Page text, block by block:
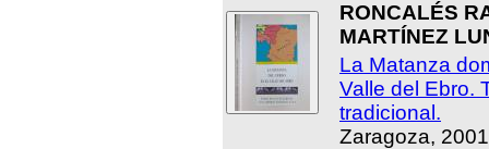
RONCALÉS
MARTÍNEZ
La Matanza
Valle del Ebro.
tradicional.
Zaragoza,